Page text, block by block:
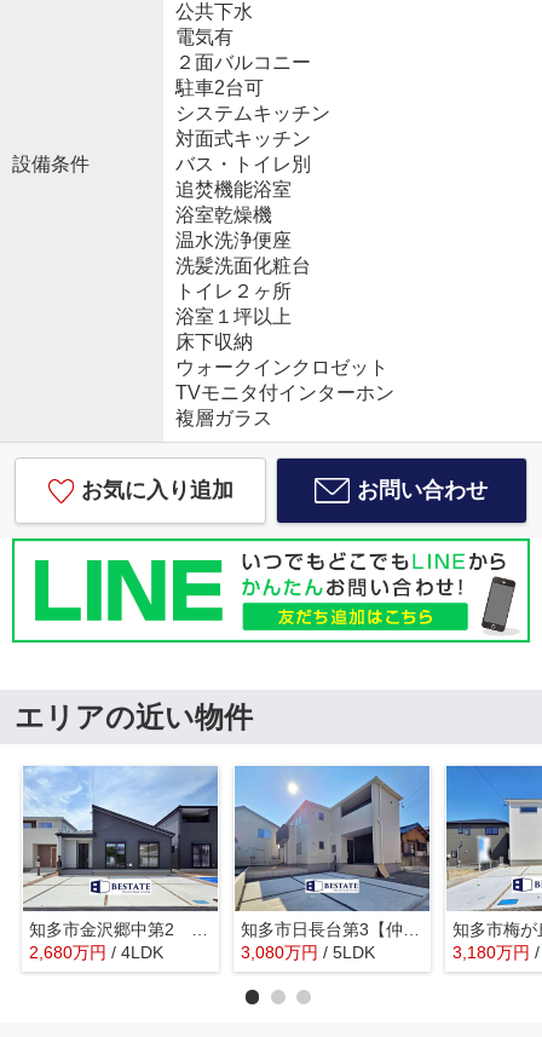
設備条件
公共下水
電気有
２面バルコニー
駐車2台可
システムキッチン
対面式キッチン
バス・トイレ別
追焚機能浴室
浴室乾燥機
温水洗浄便座
洗髪洗面化粧台
トイレ２ヶ所
浴室１坪以上
床下収納
ウォークインクロゼット
TVモニタ付インターホン
複層ガラス
お気に入り追加 お問い合わせ
エリアの近い物件
2,680万円 / 4LDK
3,080万円 / 5LDK 3,180万円